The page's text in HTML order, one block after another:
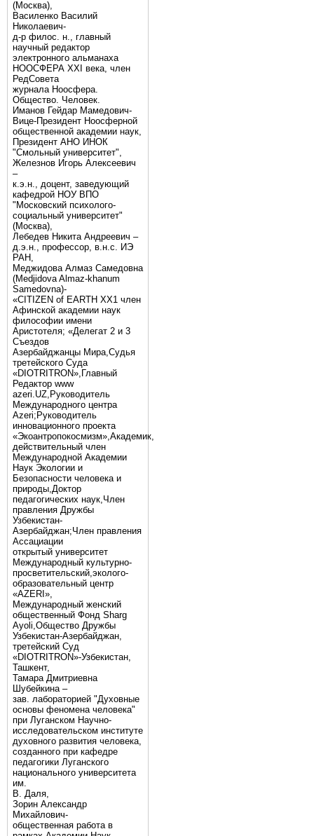
(Москва),
Василенко Василий
Николаевич-
д-р филос. н., главный
научный редактор
электронного альманаха
НООСФЕРА XXI века, член
РедСовета
журнала Ноосфера.
Общество. Человек.
Иманов Гейдар Мамедович-
Вице-Президент Ноосферной
общественной академии наук,
Президент АНО ИНОК
"Смольный университет",
Железнов Игорь Алексеевич
–
к.э.н., доцент, заведующий
кафедрой НОУ ВПО
"Московский психолого-
социальный университет"
(Москва),
Лебедев Никита Андреевич –
д.э.н., профессор, в.н.с. ИЭ
РАН,
Меджидова Алмаз Самедовна
(Medjidova Almaz-khanum
Samedovna)-
«CITIZEN of EARTH XX1 член
Афинской академии наук
философии имени
Аристотеля; «Делегат 2 и 3
Съездов
Азербайджанцы Мира,Судья
третейского Суда
«DIOTRITRON»,Главный
Редактор www
azeri.UZ,Руководитель
Международного центра
Аzeri;Руководитель
инновационного проекта
«Экоантропокосмизм»,Академик,
действительный член
Международной Академии
Наук Экологии и
Безопасности человека и
природы,Доктор
педагогических наук,Член
правления Дружбы
Узбекистан-
Азербайджан;Член правления
Ассациации
открытый университет
Международный культурно-
просветительский,эколого-
образовательный центр
«AZERI»,
Mеждународный женский
общественный Фонд Sharg
Аyoli,Общество Дружбы
Узбекистан-Азербайджан,
третейский Суд
«DIOTRITRON»-Узбекистан,
Ташкент,
Тамара Дмитриевна
Шубейкина –
зав. лабораторией "Духовные
основы феномена человека"
при Луганском Научно-
исследовательском институте
духовного развития человека,
созданного при кафедре
педагогики Луганского
национального университета
им.
В. Даля,
Зорин Александр
Михайлович-
общественная работа в